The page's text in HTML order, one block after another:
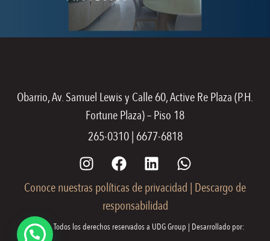
Obarrio, Av. Samuel Lewis y Calle 60, Active Re Plaza (P.H.
Fortune Plaza) – Piso 18
265-0310 | 6677-6818
Conoce nuestras políticas de privacidad | Descargo de
responsabilidad
© 2026. Todos los derechos reservados a UDG Group | Desarrollado por: